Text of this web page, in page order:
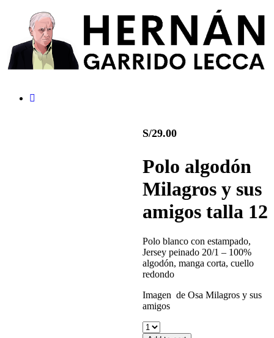
S/29.00
Polo algodón
Milagros y sus
amigos talla 12
Polo blanco con estampado,
Jersey peinado 20/1 – 100%
algodón, manga corta, cuello
redondo
Imagen de Osa Milagros y sus
amigos